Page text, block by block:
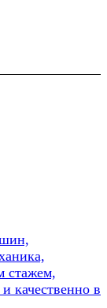
стажем,
качественно в